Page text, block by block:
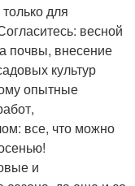
для
весной
почвы, внесение
культур
опытные
все, что можно
и